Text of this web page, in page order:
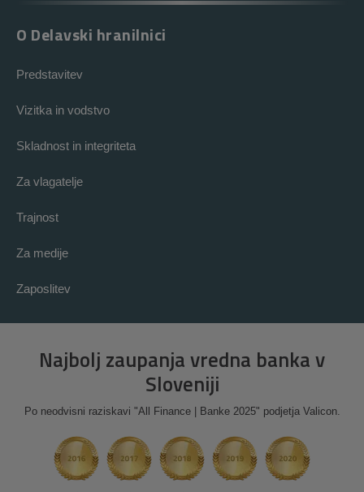
O Delavski hranilnici
Predstavitev
Vizitka in vodstvo
Skladnost in integriteta
Za vlagatelje
Trajnost
Za medije
Zaposlitev
Najbolj zaupanja vredna banka v
Sloveniji
Po neodvisni raziskavi "All Finance | Banke 2025" podjetja Valicon.